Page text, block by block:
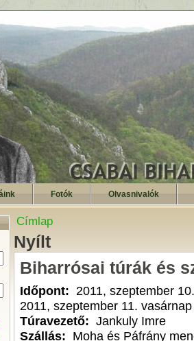
Fotók Olvasnivalók
Címlap
Nyílt
Biharrósai túrák és
Időpont: 2011, szeptember
2011, szeptember 11. vasárnap
Túravezető: Jankuly Imre
Szállás: Moha és Páfrány